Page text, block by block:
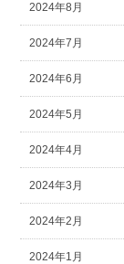
2024年8月
2024年7月
2024年6月
2024年5月
2024年4月
2024年3月
2024年2月
2024年1月